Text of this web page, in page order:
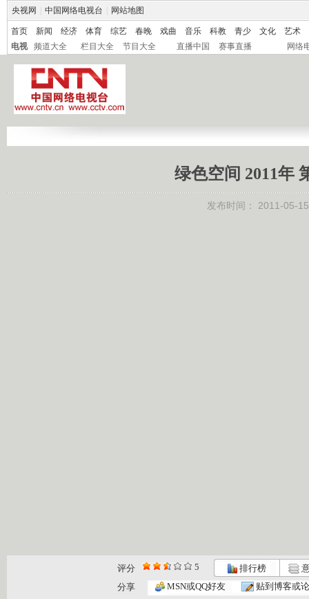
央视网 中国网络电视台 网站地图
首页 新闻 经济 体育 综艺 春晚 戏曲 音乐 科教 青少 文化
艺术
电视
频道大全 栏目大全 节目大全 直播中国 赛事直播 网络
绿色空间 2011年
发布时间： 2011-05-
评分 5 排行榜
分享
MSN或QQ好友 贴到博客或